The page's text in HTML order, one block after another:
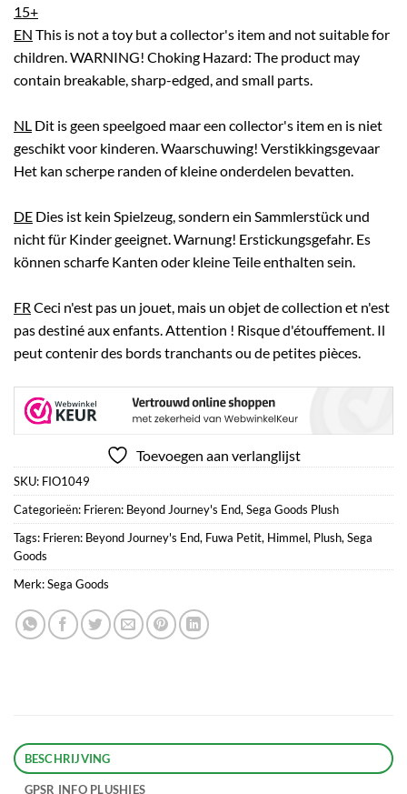
15+
EN This is not a toy but a collector's item and not suitable for
children. WARNING! Choking Hazard: The product may
contain breakable, sharp-edged, and small parts.
NL Dit is geen speelgoed maar een collector's item en is niet
geschikt voor kinderen. Waarschuwing! Verstikkingsgevaar
Het kan scherpe randen of kleine onderdelen bevatten.
DE Dies ist kein Spielzeug, sondern ein Sammlerstück und
nicht für Kinder geeignet. Warnung! Erstickungsgefahr. Es
können scharfe Kanten oder kleine Teile enthalten sein.
FR Ceci n'est pas un jouet, mais un objet de collection et n'est
pas destiné aux enfants. Attention ! Risque d'étouffement. Il
peut contenir des bords tranchants ou de petites pièces.
Toevoegen aan verlanglijst
SKU: FIO1049
Categorieën: Frieren: Beyond Journey's End,Sega Goods Plush
Tags: Frieren: Beyond Journey's End, Fuwa Petit, Himmel, Plush,Sega
Goods
Merk:Sega Goods
BESCHRIJVING
GPSR INFO PLUSHIES